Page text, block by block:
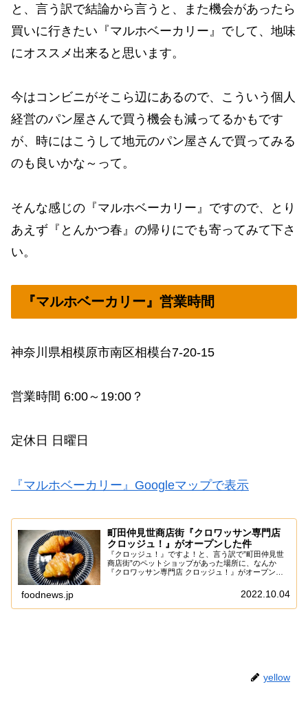
と、言う訳で結論から言うと、また機会があったら
買いに行きたい『マルホベーカリー』でして、地味
にオススメ出来ると思います。
今はコンビニがそこら辺にあるので、こういう個人
経営のパン屋さんで買う機会も減ってるかもです
が、時にはこうして地元のパン屋さんで買ってみる
のも良いかな～って。
そんな感じの『マルホベーカリー』ですので、とり
あえず『とんかつ春』の帰りにでも寄ってみて下さ
い。
『マルホベーカリー』営業時間
神奈川県相模原市南区相模台7-20-15
営業時間 6:00～19:00？
定休日 日曜日
『マルホベーカリー』Googleマップで表示
町田仲見世商店街『クロワッサン専門店
クロッジュ！』がオープンした件
『クロッジュ！』ですよ！と、言う訳で”町田仲見世
商店街”のペットショップがあった場所に、なんか
『クロワッサン専門店 クロッジュ！』がオープンし
～……どうですかね～ここ数年のパンブームと言う
foodnews.jp 2022.10.04
yellow